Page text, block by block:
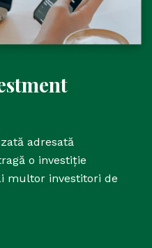
adresată
o investiție
multor investitori de